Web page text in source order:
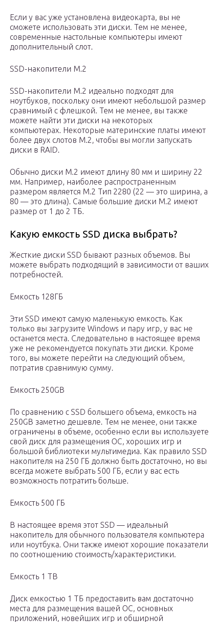
Если у вас уже установлена ​​видеокарта, вы не
сможете использовать эти диски. Тем не менее,
современные настольные компьютеры имеют
дополнительный слот.
SSD-накопители M.2
SSD-накопители M.2 идеально подходят для
ноутбуков, поскольку они имеют небольшой размер
сравнимый с флешкой. Тем не менее, вы также
можете найти эти диски на некоторых
компьютерах. Некоторые материнские платы имеют
более двух слотов M.2, чтобы вы могли запускать
диски в RAID.
Обычно диски M.2 имеют длину 80 мм и ширину 22
мм. Например, наиболее распространенным
размером является M.2 Тип 2280 (22 — это ширина, а
80 — это длина). Самые большие диски M.2 имеют
размер от 1 до 2 ТБ.
Какую емкость SSD диска выбрать?
Жесткие диски SSD бывают разных объемов. Вы
можете выбрать подходящий в зависимости от ваших
потребностей.
Емкость 128ГБ
Эти SSD имеют самую маленькую емкость. Как
только вы загрузите Windows и пару игр, у вас не
останется места. Следовательно в настоящее время
уже не рекомендуется покупать эти диски. Кроме
того, вы можете перейти на следующий объем,
потратив сравнимую сумму.
Емкость 250GB
По сравнению с SSD большего объема, емкость на
250GB заметно дешевле. Тем не менее, они также
ограничены в объеме, особенно если вы используете
свой диск для размещения ОС, хороших игр и
большой библиотеки мультимедиа. Как правило SSD
накопителя на 250 ГБ должно быть достаточно, но вы
всегда можете выбрать 500 ГБ, если у вас есть
возможность потратить больше.
Емкость 500 ГБ
В настоящее время этот SSD — идеальный
накопитель для обычного пользователя компьютера
или ноутбука. Они также имеют хорошие показатели
по соотношению стоимость/характеристики.
Емкость 1 ТВ
Диск емкостью 1 ТБ предоставить вам достаточно
места для размещения вашей ОС, основных
приложений, новейших игр и обширной